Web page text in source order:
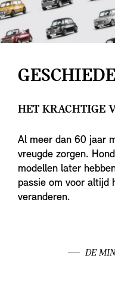
HET KRACHTIGE
Al meer dan 60 jaar
vreugde zorgen.
modellen later
passie om voor altijd
veranderen.
DE